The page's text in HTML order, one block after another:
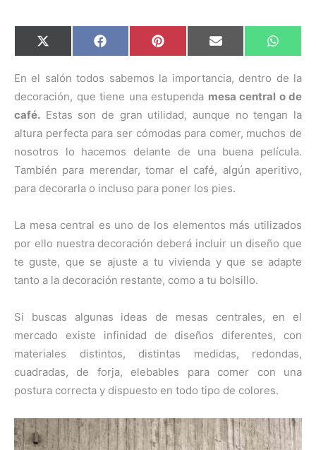
C
o
p
r
t
i
r
e
n
X
(
w
t
t
e
r
)
C
o
p
r
t
i
r
e
n
F
a
e
o
o
k
C
o
p
r
t
i
r
e
n
P
i
t
r
e
s
t
C
o
p
r
i
r
e
n
E
m
i
C
o
p
r
i
r
e
n
W
h
t
A
p
p
En el salón todos sabemos la importancia, dentro de la
decoración, que tiene una estupenda mesa central o de
café. Estas son de gran utilidad, aunque no tengan la
altura perfecta para ser cómodas para comer, muchos de
nosotros lo hacemos delante de una buena película.
También para merendar, tomar el café, algún aperitivo,
para decorarla o incluso para poner los pies.
La mesa central es uno de los elementos más utilizados
por ello nuestra decoración deberá incluir un diseño que
te guste, que se ajuste a tu vivienda y que se adapte
tanto a la decoración restante, como a tu bolsillo.
Si buscas algunas ideas de mesas centrales, en el
mercado existe infinidad de diseños diferentes, con
materiales distintos, distintas medidas, redondas,
cuadradas, de forja, elebables para comer con una
postura correcta y dispuesto en todo tipo de colores.